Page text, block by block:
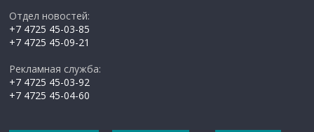
Отдел новостей:
+7 4725 45-03-85
+7 4725 45-09-21
Рекламная служба:
+7 4725 45-03-92
+7 4725 45-04-60